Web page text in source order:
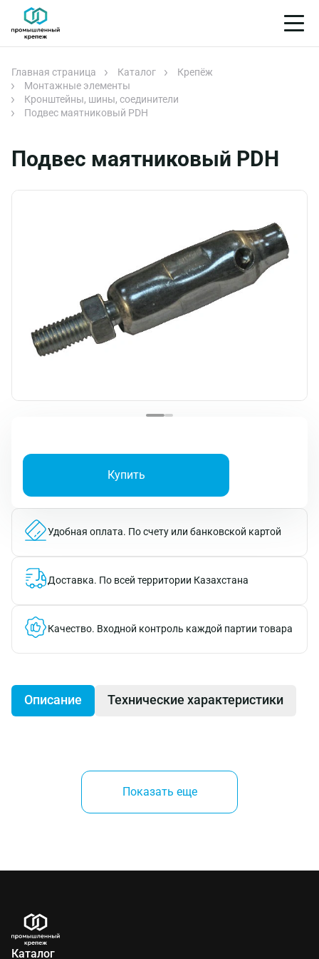
Главная страница Каталог
Крепёж
Монтажные элементы
Кронштейны, шины, соединители
Подвес маятниковый PDH
Подвес маятниковый PDH
Купить
Удобная оплата. По счету или банковской картой
Доставка. По всей территории Казахстана
Качество. Входной контроль каждой партии товара
Описание Технические характеристики
Производитель:
Fisher (Германия)
Показать еще
Каталог